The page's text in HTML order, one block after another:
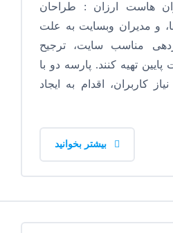
هاست ارزان : طراحان
و مدیران وبسایت به علت
مناسب سایت، ترجیح
تهیه کنند. پارسه دو با
کاربران، اقدام به ایجاد